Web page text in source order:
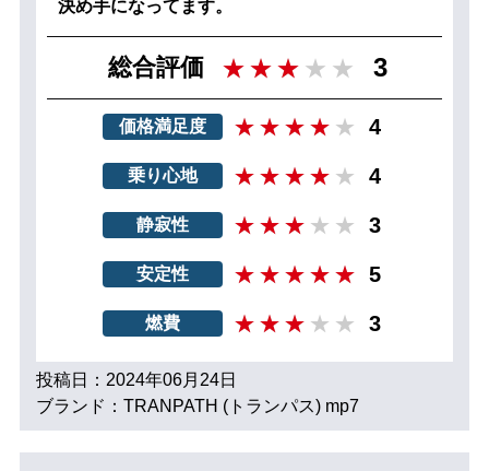
決め手になってます。
総合評価 3
価格満足度 4
乗り心地 4
静寂性 3
安定性 5
燃費 3
投稿日：2024年06月24日
ブランド：TRANPATH (トランパス) mp7